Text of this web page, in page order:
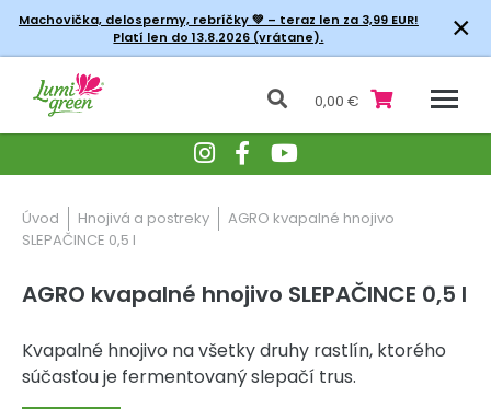
Machovička, delospermy, rebríčky💚 – teraz len za 3,99 EUR!
Platí len do 13.8.2026 (vrátane).
×
0,00 €
Úvod Hnojivá a postreky
AGRO kvapalné hnojivo
SLEPAČINCE 0,5 l
AGRO kvapalné hnojivo SLEPAČINCE 0,5 l
Kvapalné hnojivo na všetky druhy rastlín, ktorého
súčasťou je fermentovaný slepačí trus.